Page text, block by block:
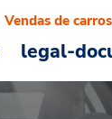
legal-
Vendas de carros